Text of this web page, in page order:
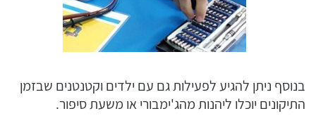
בנוסף ניתן להגיע לפעילות גם עם ילדים וקטנטנים שבזמן
התיקונים יוכלו ליהנות מהג'ימבורי או משעת סיפור.